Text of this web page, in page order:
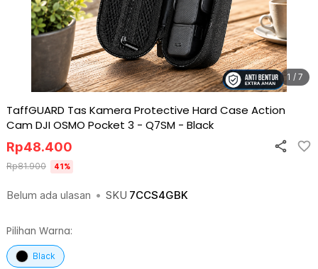
1 / 7
TaffGUARD Tas Kamera Protective Hard Case Action
Cam DJI OSMO Pocket 3 - Q7SM - Black
Belum ada ulasan • SKU 7CCS4GBK
Rp48.400
Rp81.900 41%
Pilihan Warna:
Black